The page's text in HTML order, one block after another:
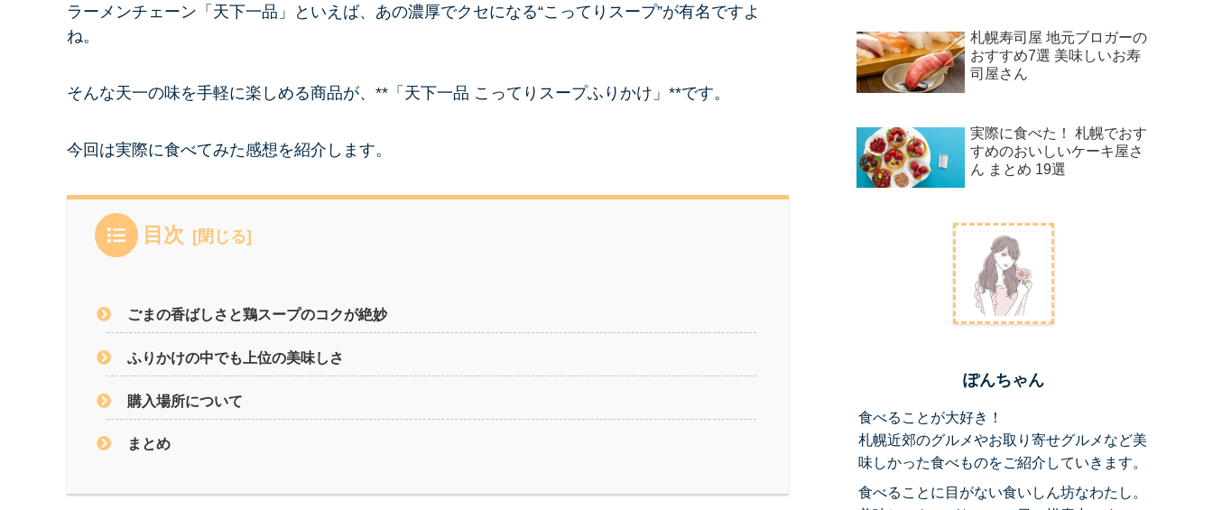
ラーメンチェーン「天下一品」といえば、あの濃厚でクセになる“こってりスープ”が有名ですよ
ね。
そんな天一の味を手軽に楽しめる商品が、**「天下一品 こってりスープふりかけ」**です。
今回は実際に食べてみた感想を紹介します。
目次
ごまの香ばしさと鶏スープのコクが絶妙
ふりかけの中でも上位の美味しさ
購入場所について
まとめ
札幌寿司屋 地元ブロガーの
おすすめ7選 美味しいお寿
司屋さん
実際に食べた！ 札幌でおす
すめのおいしいケーキ屋さ
ん まとめ 19選
ぽんちゃん
食べることが大好き！
札幌近郊のグルメやお取り寄せグルメなど美
味しかった食べものをご紹介していきます。
食べることに目がない食いしん坊なわたし。